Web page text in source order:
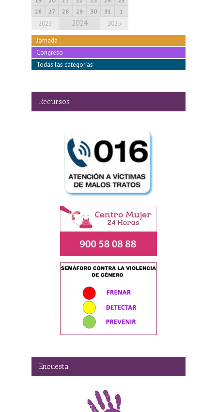
26
27 28 29 30 31 1
2023 2024 2025
Jornada
Congreso
Todas las categorías
Recursos
Encuesta